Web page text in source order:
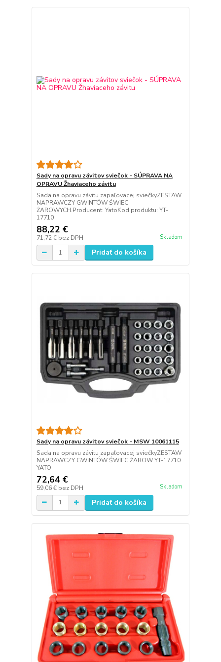
Sady na opravu závitov sviečok - SÚPRAVA NA
OPRAVU Žhaviaceho závitu
Sada na opravu závitu zapaľovacej sviečkyZESTAW
NAPRAWCZY GWINTÓW ŚWIEC
ŻAROWYCH.Producent: YatoKod produktu: YT-
17710
88,22 €
71,72 € bez DPH Skladom
Pridať do košíka
Sady na opravu závitov sviečok - MSW 10061115
Sada na opravu závitu zapaľovacej sviečkyZESTAW
NAPRAWCZY GWINTÓW ŚWIEC ŻAROW YT-17710
YATO
72,64 €
59,06 € bez DPH Skladom
Pridať do košíka